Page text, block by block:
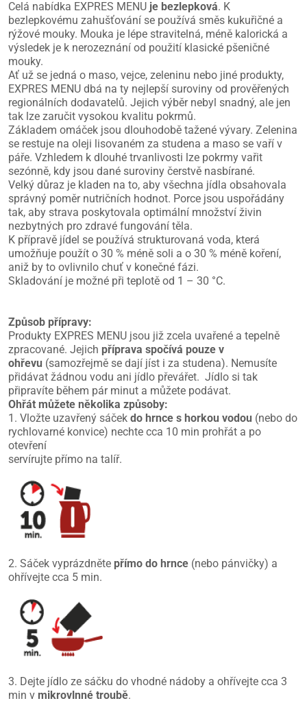
Celá nabídka EXPRES MENU je bezlepková. K
bezlepkovému zahušťování se používá směs kukuřičné a
rýžové mouky. Mouka je lépe stravitelná, méně kalorická a
výsledek je k nerozeznání od použití klasické pšeničné
mouky.
Ať už se jedná o maso, vejce, zeleninu nebo jiné produkty,
EXPRES MENU dbá na ty nejlepší suroviny od prověřených
regionálních dodavatelů. Jejich výběr nebyl snadný, ale jen
tak lze zaručit vysokou kvalitu pokrmů.
Základem omáček jsou dlouhodobě tažené vývary. Zelenina
se restuje na oleji lisovaném za studena a maso se vaří v
páře. Vzhledem k dlouhé trvanlivosti lze pokrmy vařit
sezónně, kdy jsou dané suroviny čerstvě nasbírané.
Velký důraz je kladen na to, aby všechna jídla obsahovala
správný poměr nutričních hodnot. Porce jsou uspořádány
tak, aby strava poskytovala optimální množství živin
nezbytných pro zdravé fungování těla.
K přípravě jídel se používá strukturovaná voda, která
umožňuje použít o 30 % méně soli a o 30 % méně koření,
aniž by to ovlivnilo chuť v konečné fázi.
Skladování je možné při teplotě od 1 – 30 °C.
Způsob přípravy:
Produkty EXPRES MENU jsou již zcela uvařené a tepelně
zpracované. Jejich příprava spočívá pouze v
ohřevu (samozřejmě se dají jíst i za studena). Nemusíte
přidávat žádnou vodu ani jídlo převářet. Jídlo si tak
připravíte během pár minut a můžete podávat.
Ohřát můžete několika způsoby:
1. Vložte uzavřený sáček do hrnce s horkou vodou (nebo do
rychlovarné konvice) nechte cca 10 min prohřát a po
otevření
servírujte přímo na talíř.
2. Sáček vyprázdněte přímo do hrnce (nebo pánvičky) a
ohřívejte cca 5 min.
3. Dejte jídlo ze sáčku do vhodné nádoby a ohřívejte cca 3
min v mikrovlnné troubě.